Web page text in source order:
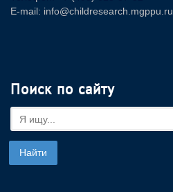
E-mail: info@childresearch.mgppu.ru
Поиск по сайту